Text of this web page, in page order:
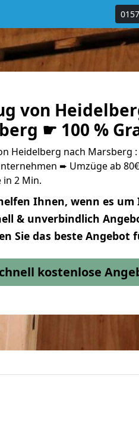
von
☛ 100 %
Heidelberg nach Marsberg :
➨ Umzüge ab
in 2 Min.
Ihnen, wenn es
& unverbindlich
Sie das beste Angebot
kostenlose